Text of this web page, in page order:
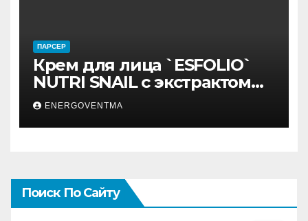
ПАРСЕР
Крем для лица `ESFOLIO`
NUTRI SNAIL с экстрактом
муцина улитки 200 мл
ENERGOVENTMA
Поиск По Сайту